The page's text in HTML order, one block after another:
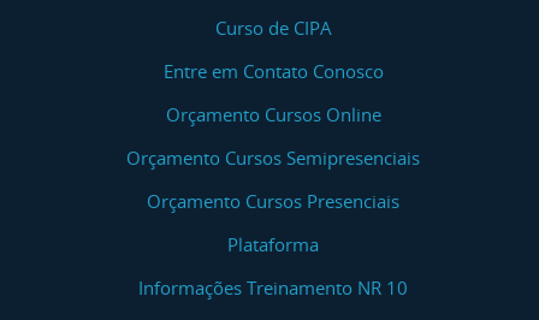
Curso de CIPA
Entre em Contato Conosco
Orçamento Cursos Online
Orçamento Cursos Semipresenciais
Orçamento Cursos Presenciais
Plataforma
Informações Treinamento NR 10